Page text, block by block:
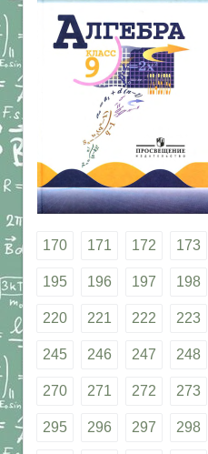
170 171 172 173
195 196 197 198
220 221 222 223
245 246 247 248
270 271 272 273
295 296 297 298